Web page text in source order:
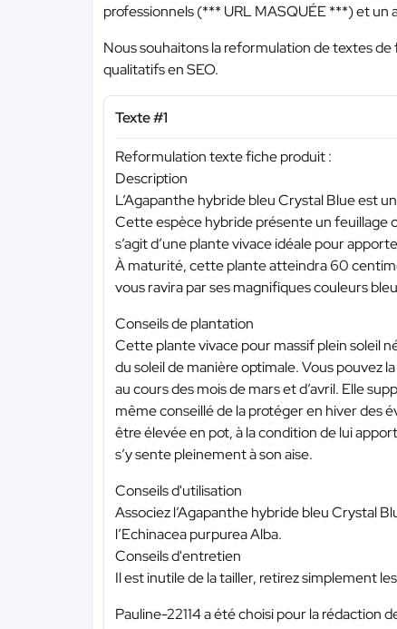
professionnels (*** URL MASQUÉE ***) et un
Nous souhaitons la reformulation de textes
qualitatifs en SEO.
Texte #1
Reformulation texte fiche produit :
Description
L’Agapanthe hybride bleu Crystal Blue est
Cette espèce hybride présente un feuillage
s’agit d’une plante vivace idéale pour
À maturité, cette plante atteindra 60
vous ravira par ses magnifiques couleurs
Conseils de plantation
Cette plante vivace pour massif plein soleil
du soleil de manière optimale. Vous pouvez
au cours des mois de mars et d’avril. Elle
même conseillé de la protéger en hiver des
être élevée en pot, à la condition de lui
s’y sente pleinement à son aise.
Conseils d'utilisation
Associez l’Agapanthe hybride bleu Crystal
l’Echinacea purpurea Alba.
Conseils d'entretien
Il est inutile de la tailler, retirez simplement
Pauline-22114 a été choisi pour la rédaction